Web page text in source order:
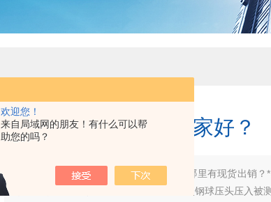
欢迎您！
来自局域网的朋友！有什么可以帮
助您的吗？
携带式布氏硬度计哪家好？
携带式布氏硬度计哪家好？哪里有现货出销
其原理是采用弹簧的弹力产生的冲击，使钢球压头压入